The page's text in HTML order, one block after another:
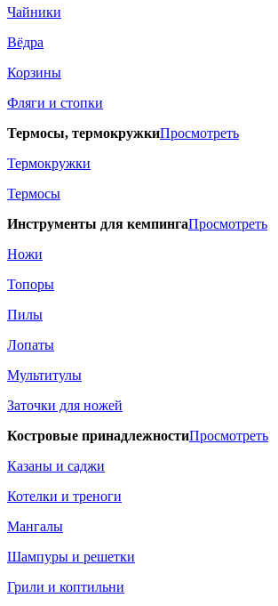
Чайники
Вёдра
Корзины
Фляги и стопки
Термосы, термокружкиПросмотреть
Термокружки
Термосы
Инструменты для кемпингаПросмотреть
Ножи
Топоры
Пилы
Лопаты
Мультитулы
Заточки для ножей
Костровые принадлежностиПросмотреть
Казаны и саджи
Котелки и треноги
Мангалы
Шампуры и решетки
Грили и коптильни